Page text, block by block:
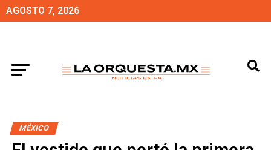
AGOSTO 7, 2026
MÉXICO